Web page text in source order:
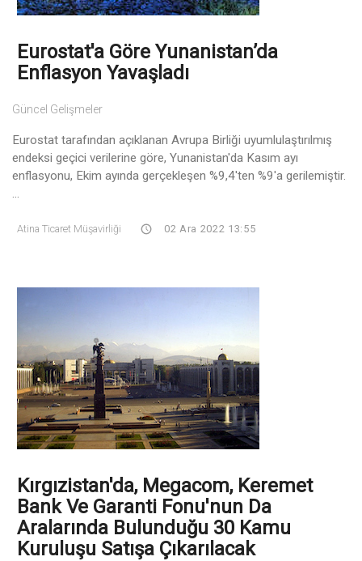
Eurostat'a Göre Yunanistan’da
Enflasyon Yavaşladı
Güncel Gelişmeler
Eurostat tarafından açıklanan Avrupa Birliği uyumlulaştırılmış
endeksi geçici verilerine göre, Yunanistan'da Kasım ayı
enflasyonu, Ekim ayında gerçekleşen %9,4'ten %9'a gerilemiştir.
Atina Ticaret Müşavirliği 02 Ara 2022 13:55
Kırgızistan'da, Megacom, Keremet
Bank Ve Garanti Fonu'nun Da
Aralarında Bulunduğu 30 Kamu
Kuruluşu Satışa Çıkarılacak